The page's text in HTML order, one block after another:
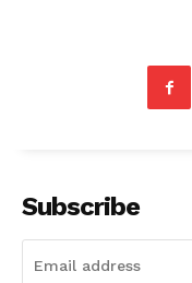
Subscribe